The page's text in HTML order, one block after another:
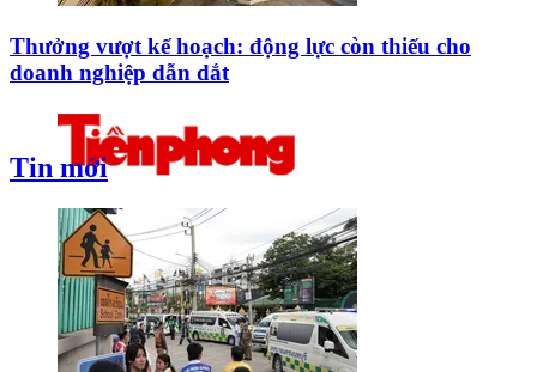
Thưởng vượt kế hoạch: động lực còn thiếu cho
doanh nghiệp dẫn dắt
Tin mới